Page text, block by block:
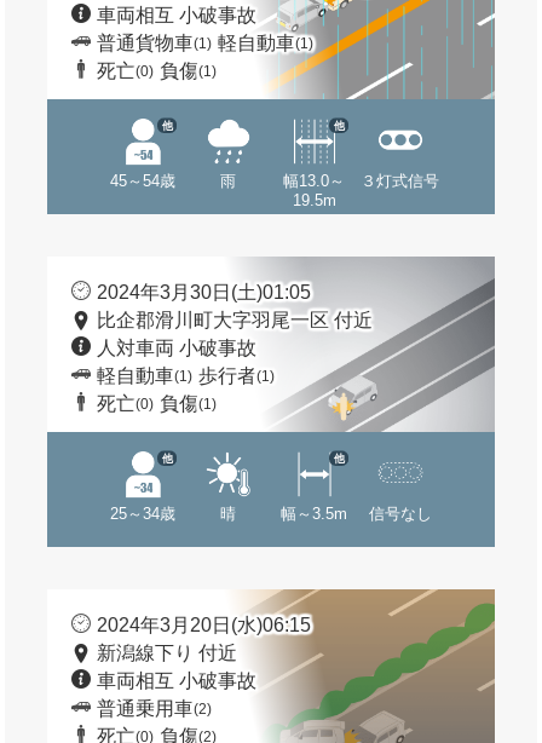
車両相互 小破事故
普通貨物車(1) 軽自動車(1)
死亡(0) 負傷(1)
45～54歳
他
雨
幅13.0～
19.5m
他
３灯式信号
2024年3月30日(土)01:05
比企郡滑川町大字羽尾一区 付近
人対車両 小破事故
軽自動車(1) 歩行者(1)
死亡(0) 負傷(1)
25～34歳
他
晴 幅～3.5m
他
信号なし
2024年3月20日(水)06:15
新潟線下り 付近
車両相互 小破事故
普通乗用車(2)
死亡(0) 負傷(2)